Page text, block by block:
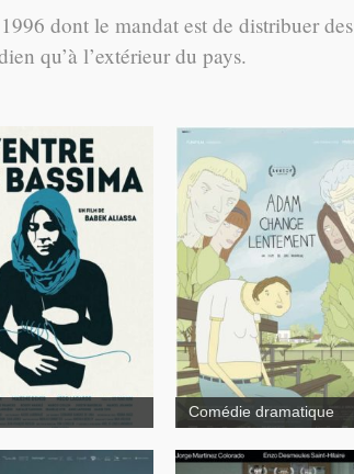
dont le mandat est de distribuer des
qu’à l’extérieur du pays.
La vie magnifique sous
l’eau
Comédie dramatique